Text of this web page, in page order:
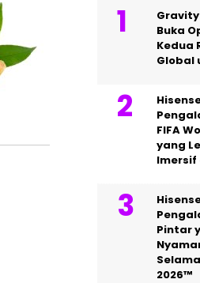
Buka
Kedua
Global
FIFA
yang
Imersif
Pintar
2026™